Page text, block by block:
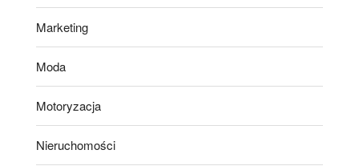
Marketing
Moda
Motoryzacja
Nieruchomości